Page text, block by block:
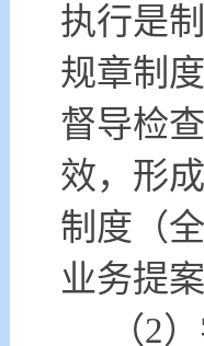
执行是
规章制
督导检
效，形
制度（
业务提
（2）